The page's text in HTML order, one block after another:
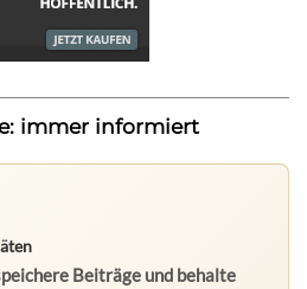
immer informiert
Beiträge und behalte